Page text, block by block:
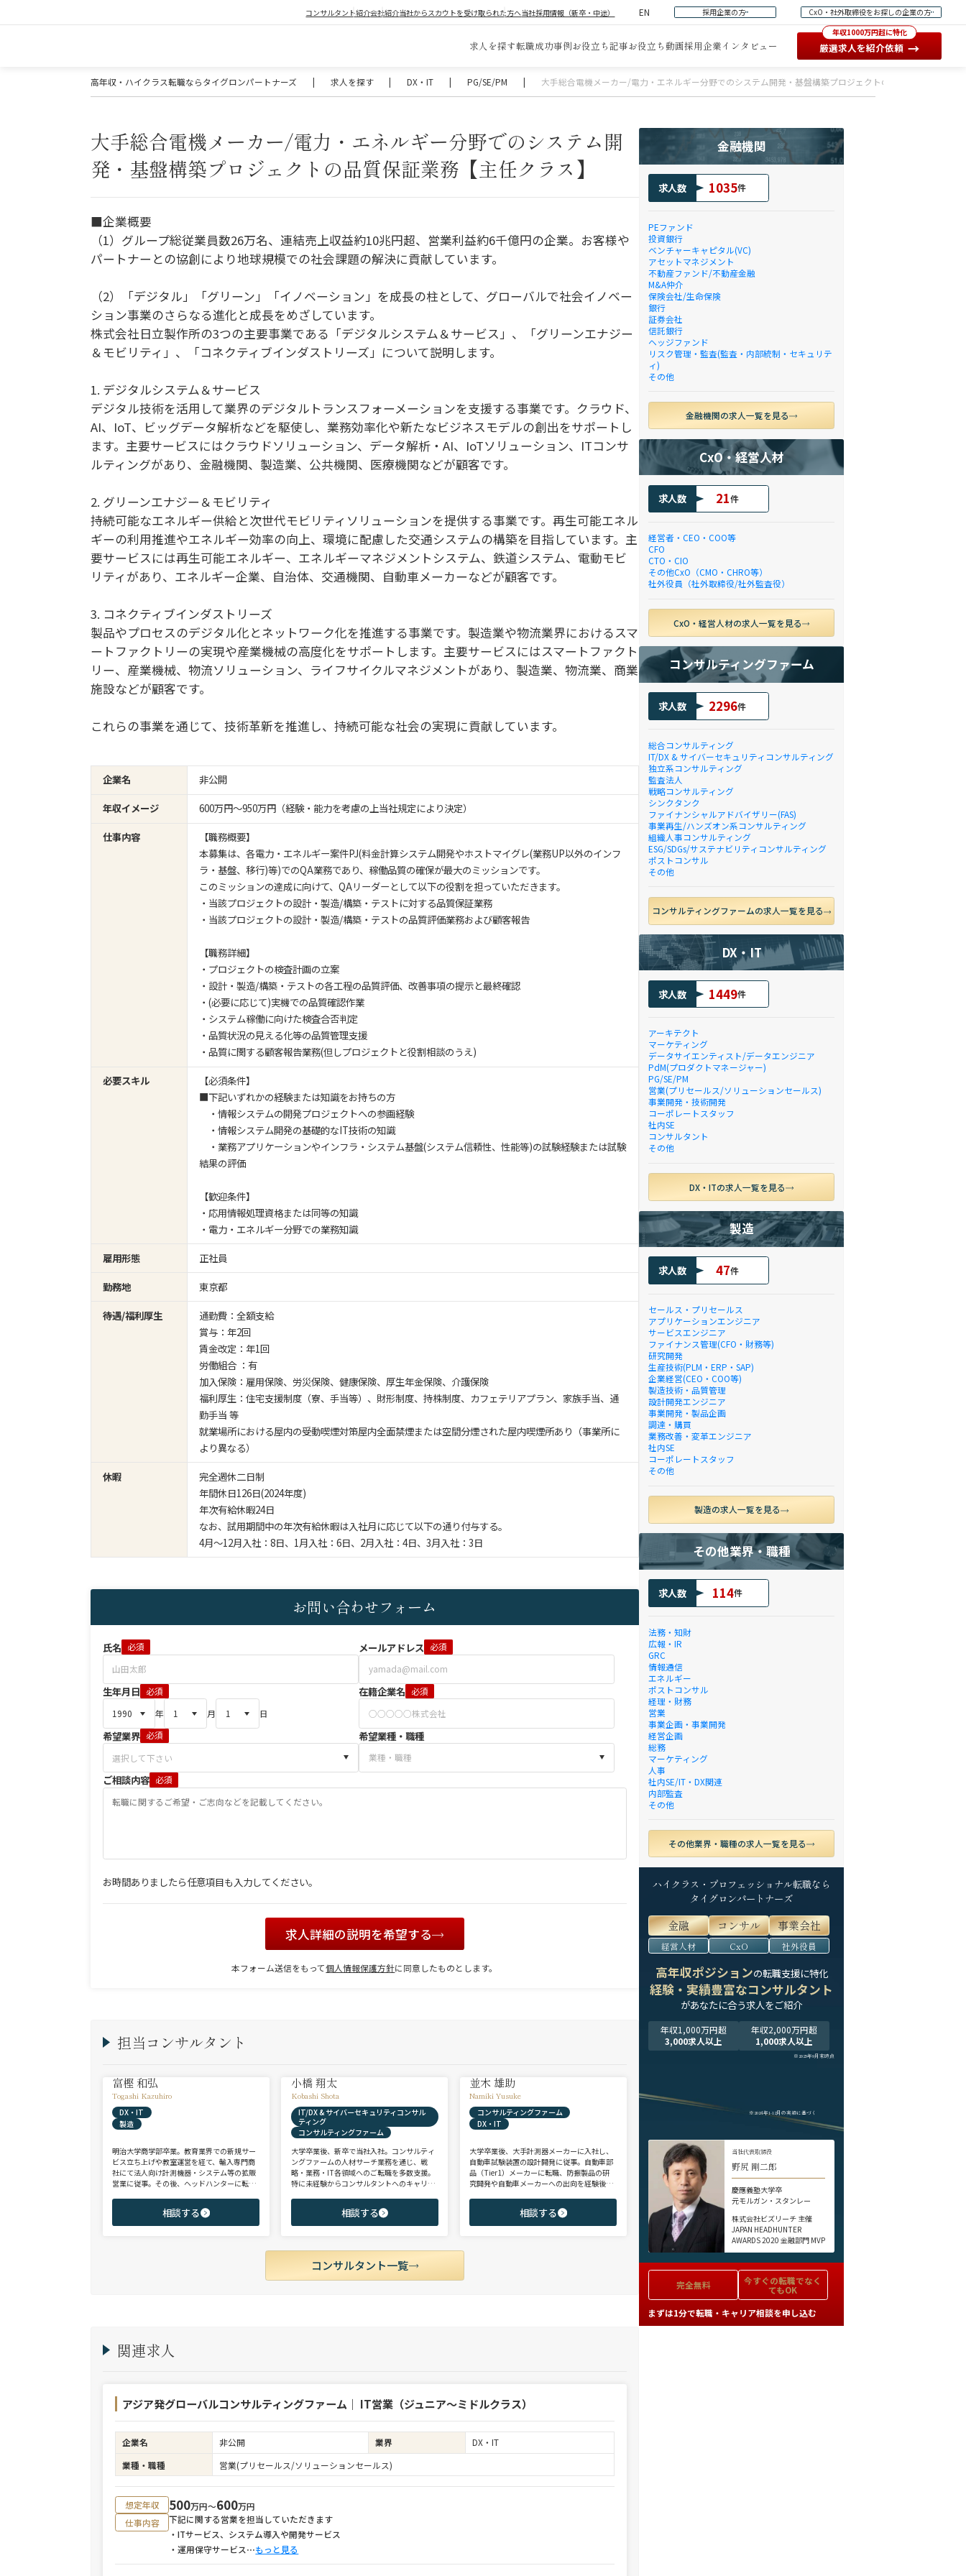
コンサルタント紹介会社紹介当社からスカウトを受け取られた方へ当社採用情報（新卒・中途） EN 採用企業の方 CxO・社外取締役をお探しの企業の方
求人を探す転職成功事例お役立ち記事お役立ち動画採用企業インタビュー
年収1000万円超に特化
厳選求人を紹介依頼 →
高年収・ハイクラス転職ならタイグロンパートナーズ | 求人を探す | DX・IT | PG/SE/PM | 大手総合電機メーカー/電力・エネルギー分野でのシステム開発・基盤構築プロジェクトの品質保証業務【主
大手総合電機メーカー/電力・エネルギー分野でのシステム開
発・基盤構築プロジェクトの品質保証業務【主任クラス】
■企業概要
（1）グループ総従業員数26万名、連結売上収益約10兆円超、営業利益約6千億円の企業。お客様や
パートナーとの協創により地球規模での社会課題の解決に貢献しています。
（2）「デジタル」「グリーン」「イノベーション」を成長の柱として、グローバルで社会イノベー
ション事業のさらなる進化と成長をめざしています。
株式会社日立製作所の3つの主要事業である「デジタルシステム＆サービス」、「グリーンエナジー
＆モビリティ」、「コネクティブインダストリーズ」について説明します。
1. デジタルシステム＆サービス
デジタル技術を活用して業界のデジタルトランスフォーメーションを支援する事業です。クラウド、
AI、IoT、ビッグデータ解析などを駆使し、業務効率化や新たなビジネスモデルの創出をサポートし
ます。主要サービスにはクラウドソリューション、データ解析・AI、IoTソリューション、ITコンサ
ルティングがあり、金融機関、製造業、公共機関、医療機関などが顧客です。
2. グリーンエナジー＆モビリティ
持続可能なエネルギー供給と次世代モビリティソリューションを提供する事業です。再生可能エネル
ギーの利用推進やエネルギー効率の向上、環境に配慮した交通システムの構築を目指しています。主
要サービスには再生可能エネルギー、エネルギーマネジメントシステム、鉄道システム、電動モビ
リティがあり、エネルギー企業、自治体、交通機関、自動車メーカーなどが顧客です。
3. コネクティブインダストリーズ
製品やプロセスのデジタル化とネットワーク化を推進する事業です。製造業や物流業界におけるスマ
ートファクトリーの実現や産業機械の高度化をサポートします。主要サービスにはスマートファクト
リー、産業機械、物流ソリューション、ライフサイクルマネジメントがあり、製造業、物流業、商業
施設などが顧客です。
これらの事業を通じて、技術革新を推進し、持続可能な社会の実現に貢献しています。
企業名
非公開
年収イメージ
600万円〜950万円（経験・能力を考慮の上当社規定により決定）
仕事内容
【職務概要】
本募集は、各電力・エネルギー案件PJ(料金計算システム開発やホストマイグレ(業務UP以外のインフ
ラ・基盤、移行)等)でのQA業務であり、稼働品質の確保が最大のミッションです。
このミッションの達成に向けて、QAリーダーとして以下の役割を担っていただきます。
・当該プロジェクトの設計・製造/構築・テストに対する品質保証業務
・当該プロジェクトの設計・製造/構築・テストの品質評価業務および顧客報告
【職務詳細】
・プロジェクトの検査計画の立案
・設計・製造/構築・テストの各工程の品質評価、改善事項の提示と最終確認
・(必要に応じて)実機での品質確認作業
・システム稼働に向けた検査合否判定
・品質状況の見える化等の品質管理支援
・品質に関する顧客報告業務(但しプロジェクトと役割相談のうえ)
必要スキル
【必須条件】
■下記いずれかの経験または知識をお持ちの方
・情報システムの開発プロジェクトへの参画経験
・情報システム開発の基礎的なIT技術の知識
・業務アプリケーションやインフラ・システム基盤(システム信頼性、性能等)の試験経験または試験
結果の評価
【歓迎条件】
・応用情報処理資格または同等の知識
・電力・エネルギー分野での業務知識
雇用形態
正社員
勤務地
東京都
待遇/福利厚生
通勤費：全額支給
賞与：年2回
賃金改定：年1回
労働組合 ：有
加入保険：雇用保険、労災保険、健康保険、厚生年金保険、介護保険
福利厚生：住宅支援制度（寮、手当等）、財形制度、持株制度、カフェテリアプラン、家族手当、通
勤手当 等
就業場所における屋内の受動喫煙対策屋内全面禁煙または空間分煙された屋内喫煙所あり（事業所に
より異なる）
休暇
完全週休二日制
年間休日126日(2024年度)
年次有給休暇24日
なお、試用期間中の年次有給休暇は入社月に応じて以下の通り付与する。
4月～12月入社：8日、1月入社：6日、2月入社：4日、3月入社：3日
お問い合わせフォーム
氏名 必須 メールアドレス 必須
生年月日 必須
年
月 日
在籍企業名 必須
希望業界 必須 希望業種・職種
ご相談内容 必須
お時間ありましたら任意項目も入力してください。
求人詳細の説明を希望する
本フォーム送信をもって個人情報保護方針に同意したものとします。
担当コンサルタント
富樫 和弘
Togashi Kazuhiro
DX・IT
製造
明治大学商学部卒業。教育業界での新規サー
ビス立ち上げや教室運営を経て、輸入専門商
社にて法人向け計測機器・システム等の拡販
営業に従事。その後、ヘッドハンターに転身
て当社に参画。 製造全般/プラントエンジニ
アリング/物流/SIer/SaaSまで幅広い領域、職
相談する
小橋 翔太
Kobashi Shota
IT/DX & サイバーセキュリティコンサル
ティング
コンサルティングファーム
大学卒業後、新卒で当社入社。コンサルティ
ングファームの人材サーチ業務を通じ、戦
略・業務・IT各領域へのご転職を多数支援。
特に未経験からコンサルタントへのキャリア
ご志向と市場動向を踏まえ最適なキャリアを
ご提案させていただきます。
相談する
並木 雄助
Namiki Yusuke
コンサルティングファーム
DX・IT
大学卒業後、大手計測器メーカーに入社し、
自動車試験装置の設計開発に従事。自動車部
品（Tier1）メーカーに転職、防振製品の研
究開発や自動車メーカーへの出向を経験後、
ど幅広いご支援実績。 【受賞歴】 ・日経転職
版 Performance Award Executive部門 MVP ・
相談する
コンサルタント一覧
関連求人
アジア発グローバルコンサルティングファーム｜ IT営業（ジュニア～ミドルクラス）
企業名 非公開 業界
DX・IT
業種・職種
営業(プリセールス/ソリューションセールス)
想定年収 500万円〜600万円
仕事内容
下記に関する営業を担当していただきます
・ITサービス、システム導入や開発サービス
・運用保守サービス⋯もっと見る
金融機関
求人数 1035件
PEファンド
投資銀行
ベンチャーキャピタル(VC)
アセットマネジメント
不動産ファンド/不動産金融
M&A仲介
保険会社/生命保険
銀行
証券会社
信託銀行
ヘッジファンド
リスク管理・監査(監査・内部統制・セキュリテ
ィ)
その他
金融機関の求人一覧を見る
CxO・経営人材
求人数 21件
経営者・CEO・COO等
CFO
CTO・CIO
その他CxO（CMO・CHRO等）
社外役員（社外取締役/社外監査役）
CxO・経営人材の求人一覧を見る
コンサルティングファーム
求人数 2296件
総合コンサルティング
IT/DX & サイバーセキュリティコンサルティング
独立系コンサルティング
監査法人
戦略コンサルティング
シンクタンク
ファイナンシャルアドバイザリー(FAS)
事業再生/ハンズオン系コンサルティング
組織人事コンサルティング
ESG/SDGs/サステナビリティコンサルティング
ポストコンサル
その他
コンサルティングファームの求人一覧を見る
DX・IT
求人数 1449件
アーキテクト
マーケティング
データサイエンティスト/データエンジニア
PdM(プロダクトマネージャー)
PG/SE/PM
営業(プリセールス/ソリューションセールス)
事業開発・技術開発
コーポレートスタッフ
社内SE
コンサルタント
その他
DX・ITの求人一覧を見る
製造
求人数 47件
セールス・プリセールス
アプリケーションエンジニア
サービスエンジニア
ファイナンス管理(CFO・財務等)
研究開発
生産技術(PLM・ERP・SAP)
企業経営(CEO・COO等)
製造技術・品質管理
設計開発エンジニア
事業開発・製品企画
調達・購買
業務改善・変革エンジニア
社内SE
コーポレートスタッフ
その他
製造の求人一覧を見る
その他業界・職種
求人数 114件
法務・知財
広報・IR
GRC
情報通信
エネルギー
ポストコンサル
経理・財務
営業
事業企画・事業開発
経営企画
総務
マーケティング
人事
社内SE/IT・DX関連
内部監査
その他
その他業界・職種の求人一覧を見る
ハイクラス・プロフェッショナル転職なら
タイグロンパートナーズ
金融 コンサル 事業会社
経営人材 CxO 社外役員
高年収ポジションの転職支援に特化
経験・実績豊富なコンサルタント
があなたに合う求人をご紹介
年収1,000万円超
3,000求人以上
年収2,000万円超
1,000求人以上
※2025年9月末時点
※2024年1-12月の実績に基づく
当社代表取締役
野尻 剛二郎
慶應義塾大学卒
元モルガン・スタンレー
株式会社ビズリーチ 主催
JAPAN HEADHUNTER
AWARDS 2020 金融部門 MVP
完全無料 今すぐの転職でなく
てもOK
まずは1分で転職・キャリア相談を申し込む